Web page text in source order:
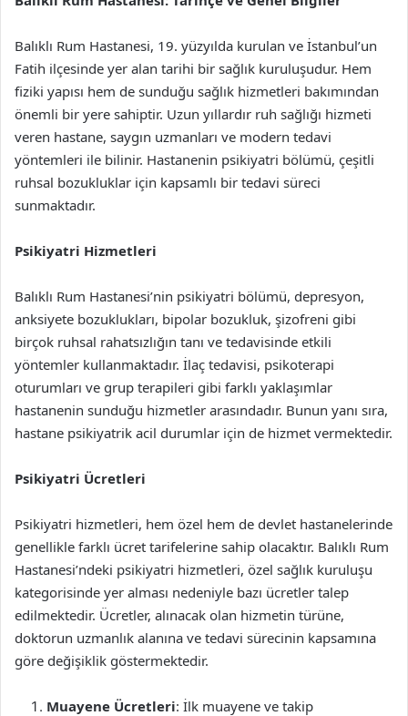
Balıklı Rum Hastanesi, 19. yüzyılda kurulan ve İstanbul’un
Fatih ilçesinde yer alan tarihi bir sağlık kuruluşudur. Hem
fiziki yapısı hem de sunduğu sağlık hizmetleri bakımından
önemli bir yere sahiptir. Uzun yıllardır ruh sağlığı hizmeti
veren hastane, saygın uzmanları ve modern tedavi
yöntemleri ile bilinir. Hastanenin psikiyatri bölümü, çeşitli
ruhsal bozukluklar için kapsamlı bir tedavi süreci
sunmaktadır.
Psikiyatri Hizmetleri
Balıklı Rum Hastanesi’nin psikiyatri bölümü, depresyon,
anksiyete bozuklukları, bipolar bozukluk, şizofreni gibi
birçok ruhsal rahatsızlığın tanı ve tedavisinde etkili
yöntemler kullanmaktadır. İlaç tedavisi, psikoterapi
oturumları ve grup terapileri gibi farklı yaklaşımlar
hastanenin sunduğu hizmetler arasındadır. Bunun yanı sıra,
hastane psikiyatrik acil durumlar için de hizmet vermektedir.
Psikiyatri Ücretleri
Psikiyatri hizmetleri, hem özel hem de devlet hastanelerinde
genellikle farklı ücret tarifelerine sahip olacaktır. Balıklı Rum
Hastanesi’ndeki psikiyatri hizmetleri, özel sağlık kuruluşu
kategorisinde yer alması nedeniyle bazı ücretler talep
edilmektedir. Ücretler, alınacak olan hizmetin türüne,
doktorun uzmanlık alanına ve tedavi sürecinin kapsamına
göre değişiklik göstermektedir.
Muayene Ücretleri: İlk muayene ve takip